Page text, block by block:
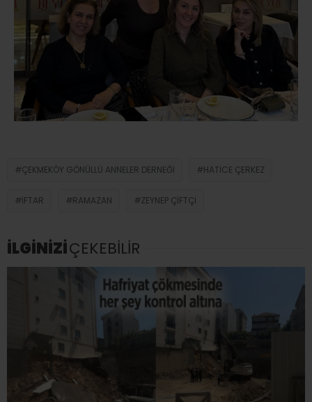
ÇEKMEKÖY GÖNÜLLÜ ANNELER DERNEĞI HATICE ÇERKEZ
İFTAR RAMAZAN ZEYNEP ÇIFTÇI
İLGİNİZİÇEKEBİLİR